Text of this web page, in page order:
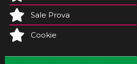
Sale Prova
Cookie